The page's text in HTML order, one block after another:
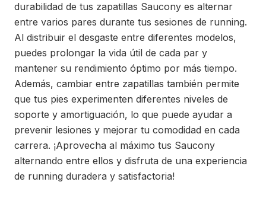
durabilidad de tus zapatillas Saucony es alternar
entre varios pares durante tus sesiones de running.
Al distribuir el desgaste entre diferentes modelos,
puedes prolongar la vida útil de cada par y
mantener su rendimiento óptimo por más tiempo.
Además, cambiar entre zapatillas también permite
que tus pies experimenten diferentes niveles de
soporte y amortiguación, lo que puede ayudar a
prevenir lesiones y mejorar tu comodidad en cada
carrera. ¡Aprovecha al máximo tus Saucony
alternando entre ellos y disfruta de una experiencia
de running duradera y satisfactoria!